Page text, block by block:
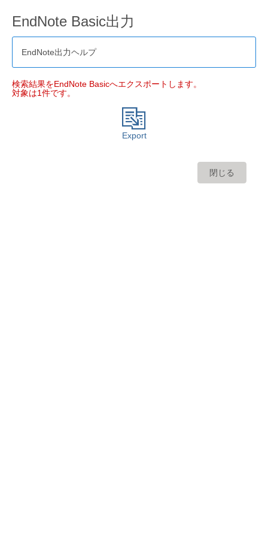
EndNote Basic出力
EndNote出力ヘルプ
検索結果をEndNote Basicへエクスポートします。
対象は1件です。
Export